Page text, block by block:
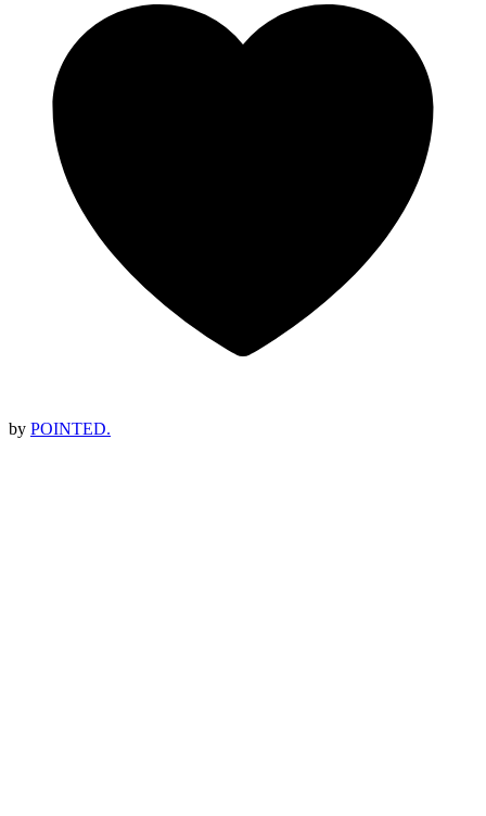
by POINTED.